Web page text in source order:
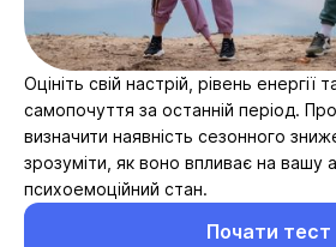
Оцініть свій настрій, рівень енергії
самопочуття за останній період.
визначити наявність сезонного
зрозуміти, як воно впливає на вашу
психоемоційний стан.
Почати тест